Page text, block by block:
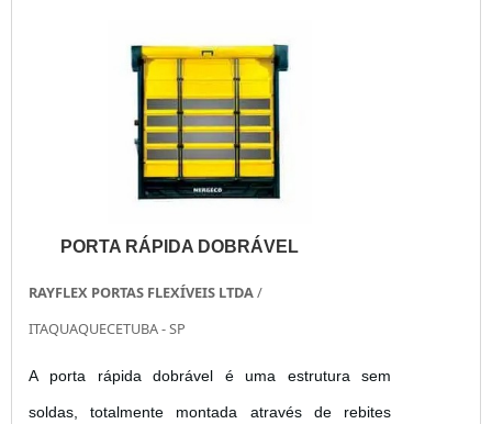
desempenho, o ...
PORTA RÁPIDA DOBRÁVEL
RAYFLEX PORTAS FLEXÍVEIS LTDA/
ITAQUAQUECETUBA - SP
A porta rápida dobrável é uma estrutura sem
soldas, totalmente montada através de rebites